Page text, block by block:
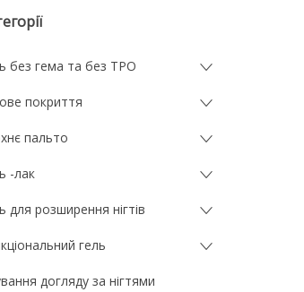
без гема та без TPO
покриття
пальто
-лак
для розширення нігтів
гель
догляду за нігтями